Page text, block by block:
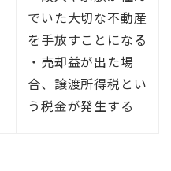
でいた大切な不動産
を手放すことになる
・売却益が出た場
合、譲渡所得税とい
う税金が発生する